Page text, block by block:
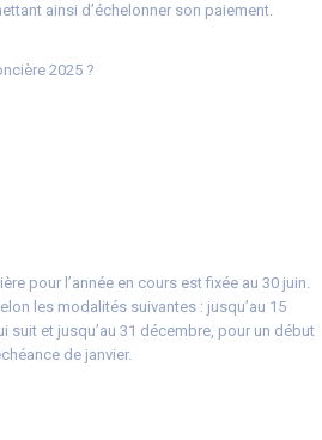
ainsi d’échelonner son paiement.
2025 ?
pour l’année en cours est fixée au 30 juin.
les modalités suivantes : jusqu’au 15
suit et jusqu’au 31 décembre, pour un début
de janvier.